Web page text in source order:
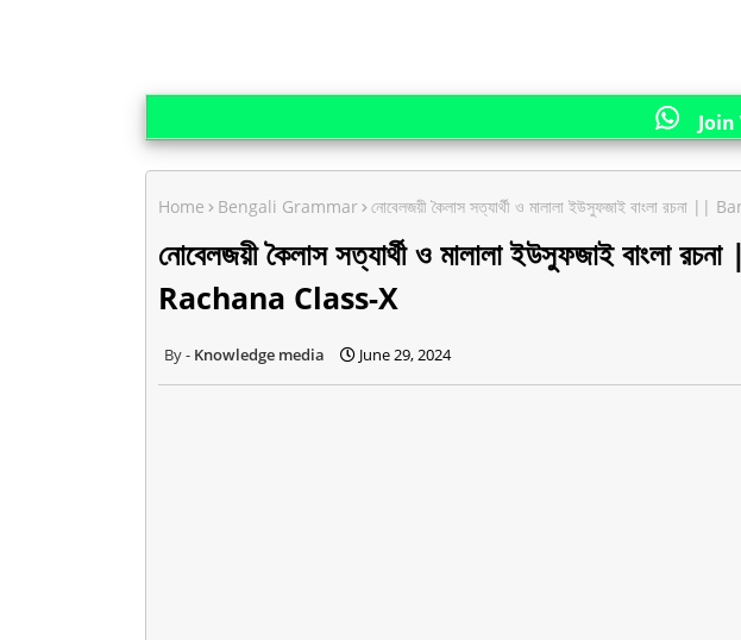
Home Bengali Grammar নোবেলজয়ী কৈলাস সত্যার্থী ও মালালা ইউসুফজাই বাংলা
নোবেলজয়ী কৈলাস সত্যার্থী ও মালালা ইউসুফজাই বাংলা
Rachana Class-X
Knowledge media June 29, 2024